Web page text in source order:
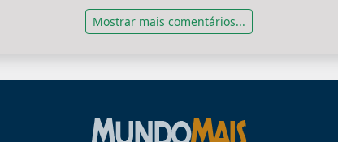
Mostrar mais comentários...